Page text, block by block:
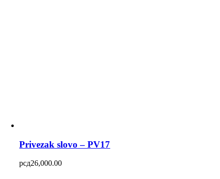
Privezak slovo – PV17
рсд26,000.00